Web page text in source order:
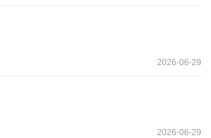
2026-06-29
2026-06-29